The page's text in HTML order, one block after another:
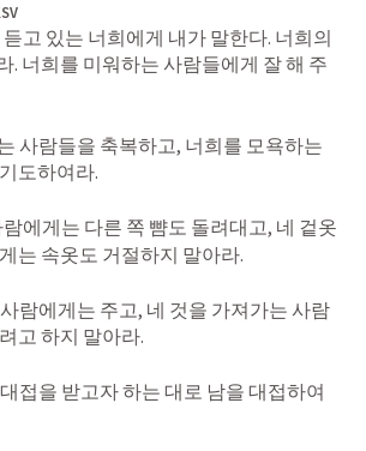
고 있는 너희에게 내가 말한다. 너희의
. 너희를 미워하는 사람들에게 잘 해 주
사람들을 축복하고, 너희를 모욕하는
도하여라.
에게는 다른 쪽 뺨도 돌려대고, 네 겉옷
는 속옷도 거절하지 말아라.
람에게는 주고, 네 것을 가져가는 사람
고 하지 말아라.
접을 받고자 하는 대로 남을 대접하여